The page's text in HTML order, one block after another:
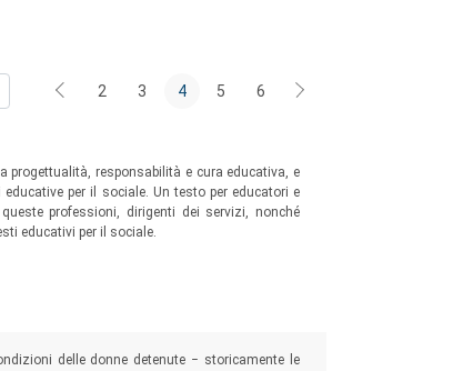
2 3 4 5 6
progettualità, responsabilità e cura educativa, e
per il sociale. Un testo per educatori e
professioni, dirigenti dei servizi, nonché
educativi per il sociale.
delle donne detenute ‒ storicamente le